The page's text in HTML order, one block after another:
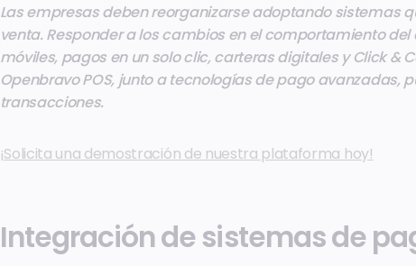
Las empresas deben reorganizarse adoptando sistemas
venta. Responder a los cambios en el comportamiento
móviles, pagos en un solo clic, carteras digitales y Click &
Openbravo POS, junto a tecnologías de pago avanzadas,
transacciones.
¡Solicita una demostración de nuestra plataforma hoy!
Integración de sistemas de